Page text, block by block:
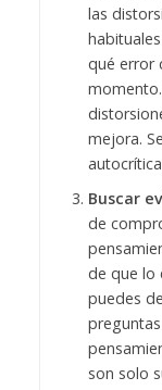
las
qué error
mejora.
Buscar
de
de que lo
puedes
son solo